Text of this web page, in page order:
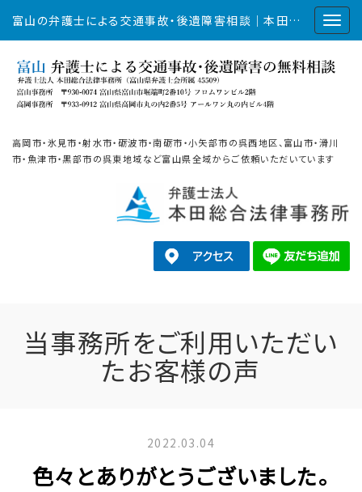
富山の弁護士による交通事故・後遺障害相談｜本田総合法律事務所
高岡市・氷見市・射水市・砺波市・南砺市・小矢部市の呉西地区、富山市・滑川
市・魚津市・黒部市の呉東地域など富山県全域からご依頼いただいています
当事務所をご利用いただい
たお客様の声
2022.03.04
色々とありがとうございました。